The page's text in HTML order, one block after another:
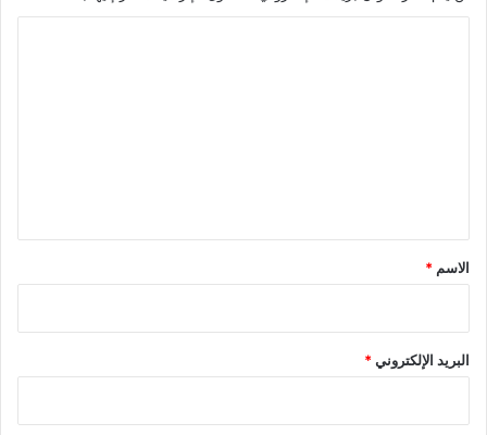
*
الاسم *
البريد الإلكتروني*